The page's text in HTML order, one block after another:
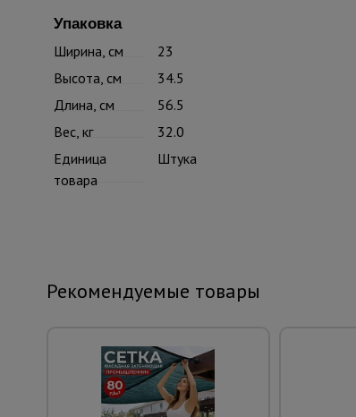
Упаковка
Ширина, см
23
Высота, см
34.5
Длина, см
56.5
Вес, кг
32.0
Единица
товара
Штука
Рекомендуемые товары